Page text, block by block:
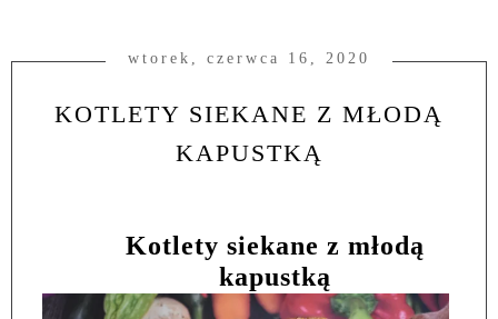
wtorek, czerwca 16, 2020
KOTLETY SIEKANE Z MŁODĄ
KAPUSTKĄ
Kotlety siekane z młodą
kapustką